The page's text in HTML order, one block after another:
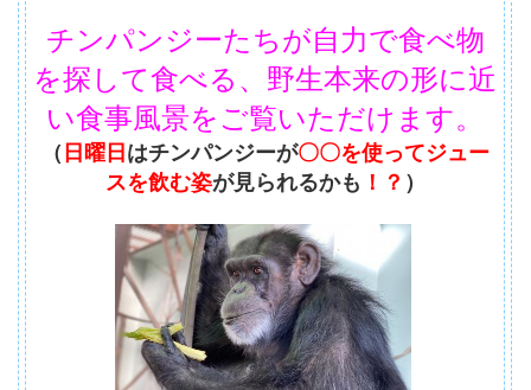
チンパンジーたちが自力で食べ物
を探して食べる、野生本来の形に近
い食事風景をご覧いただけます。
（ 日曜日 はチンパンジーが〇〇を使ってジュー
スを飲む姿が見られるかも ！？ ）